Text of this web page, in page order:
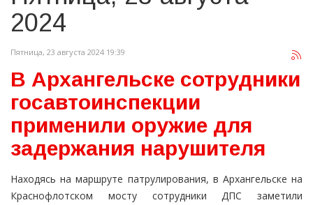
2024
Пятница, 23 августа 2024 19:39
В Архангельске сотрудники
госавтоинспекции
применили оружие для
задержания нарушителя
Находясь на маршруте патрулирования, в Архангельске на
Краснофлотском мосту сотрудники ДПС заметили